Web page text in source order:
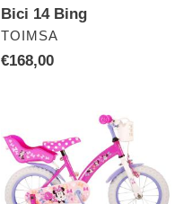
Bici 14 Bing
VENDITORE
TOIMSA
Prezzo
€168,00
14
Minnie